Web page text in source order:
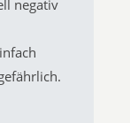
negativ